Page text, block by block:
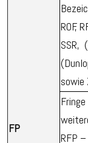
ROF,
SSR,
sowie
FP
RFP